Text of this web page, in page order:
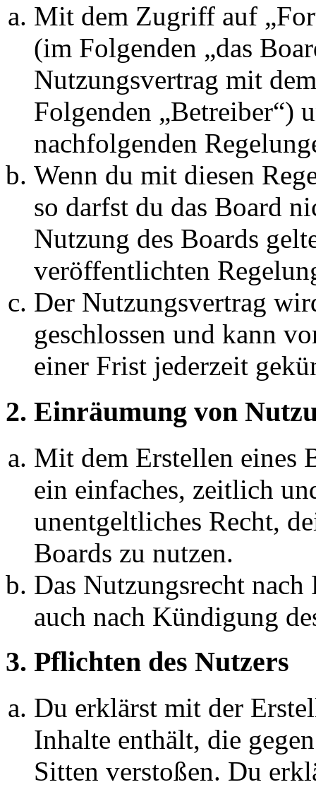
Mit dem Zugriff auf
(im Folgenden „das
Nutzungsvertrag mit
Folgenden „Betreiber“)
nachfolgenden
Wenn du mit diesen
so darfst du das Board
Nutzung des Boards
veröffentlichten
Der Nutzungsvertrag
geschlossen und kann
einer Frist jederzeit
2. Einräumung von
Mit dem Erstellen eines
ein einfaches, zeitlich
unentgeltliches Recht,
Boards zu nutzen.
Das Nutzungsrecht
auch nach Kündigung
3. Pflichten des Nutzers
Du erklärst mit der
Inhalte enthält, die
Sitten verstoßen. Du